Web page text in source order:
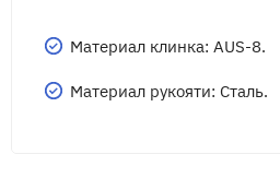
Материал клинка: AUS-8.
Материал рукояти: Сталь.